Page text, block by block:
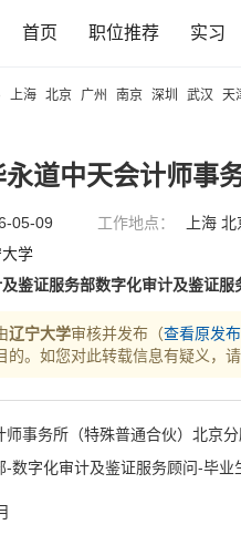
首页 职位推荐 实习
上海 北京 广州 南京 深圳 武汉 天
道中天会计师事
05-09 工作地点： 上海
学
鉴证服务部数字化审计及鉴证服
辽宁大学审核并发布（查看原发
的。如您对此转载信息有疑义，
师事务所（特殊普通合伙）北京
-数字化审计及鉴证服务顾问-毕业